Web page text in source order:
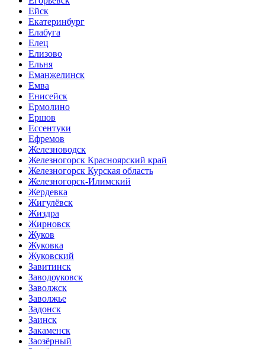
Ейск
Екатеринбург
Елабуга
Елец
Елизово
Ельня
Еманжелинск
Емва
Енисейск
Ермолино
Ершов
Ессентуки
Ефремов
Железноводск
Железногорск Красноярский край
Железногорск Курская область
Железногорск-Илимский
Жердевка
Жигулёвск
Жиздра
Жирновск
Жуков
Жуковка
Жуковский
Завитинск
Заводоуковск
Заволжск
Заволжье
Задонск
Заинск
Закаменск
Заозёрный